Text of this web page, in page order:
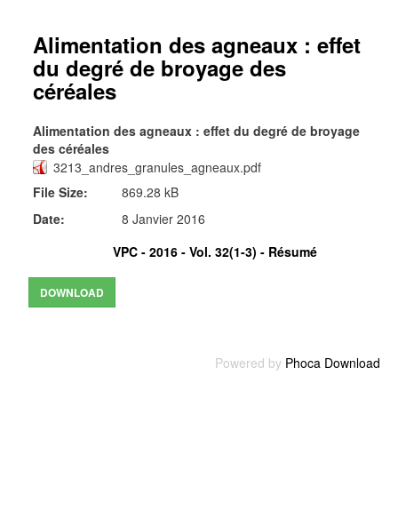
Alimentation des agneaux : effet
du degré de broyage des
céréales
Alimentation des agneaux : effet du degré de broyage
des céréales
3213_andres_granules_agneaux.pdf
File Size:
869.28 kB
Date:
8 Janvier 2016
VPC - 2016 - Vol. 32(1-3) - Résumé
Powered by Phoca Download